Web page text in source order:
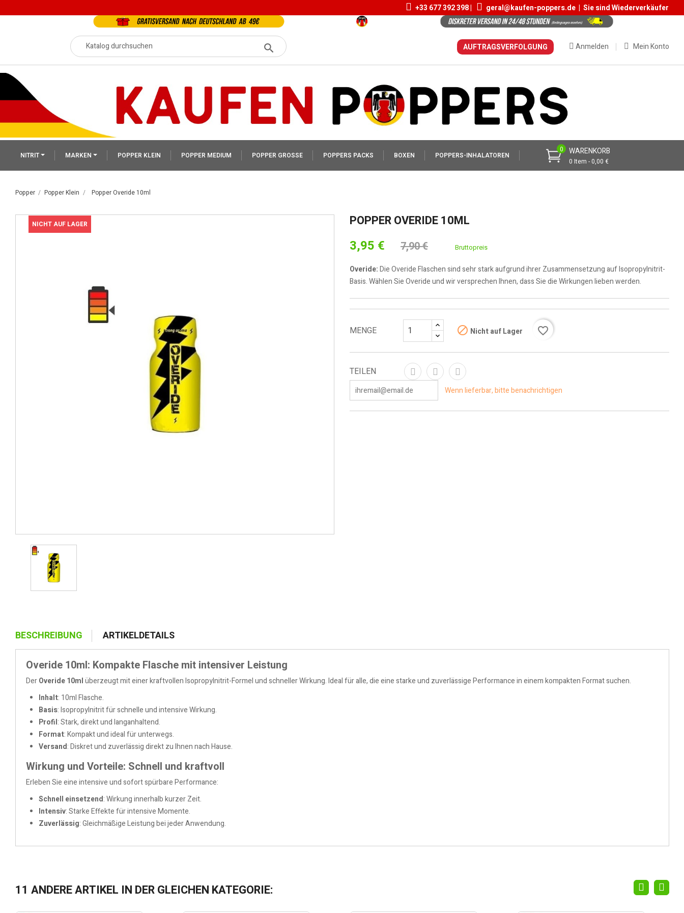
+33 677 392 398 | geral@kaufen-poppers.de | Sie sind Wiederverkäufer
Mein Konto
Anmelden
AUFTRAGSVERFOLGUNG
WARENKORB
0 Item - 0,00 €
0
NITRIT MARKEN POPPER KLEIN POPPER MEDIUM POPPER GROSSE POPPERS PACKS BOXEN POPPERS-INHALATOREN
Popper Popper Klein Popper Overide 10ml
NICHT AUF LAGER POPPER OVERIDE 10ML
3,95 € 7,90 € Bruttopreis
Overide:Die Overide Flaschen sind sehr stark aufgrund ihrer Zusammensetzung auf Isopropylnitrit-
Basis. Wählen Sie Overide und wir versprechen Ihnen, dass Sie die Wirkungen lieben werden.
MENGE  Nicht auf Lager favorite_border
TEILEN
Wenn lieferbar, bitte benachrichtigen
BESCHREIBUNG ARTIKELDETAILS
Overide 10ml: Kompakte Flasche mit intensiver Leistung
DerOveride 10mlüberzeugt mit einer kraftvollen Isopropylnitrit-Formel und schneller Wirkung. Ideal für alle, die eine starke und zuverlässige Performance in einem kompakten Format suchen.
Inhalt: 10ml Flasche.
Basis: Isopropylnitrit für schnelle und intensive Wirkung.
Profil: Stark, direkt und langanhaltend.
Format: Kompakt und ideal für unterwegs.
Versand: Diskret und zuverlässig direkt zu Ihnen nach Hause.
Wirkung und Vorteile: Schnell und kraftvoll
Erleben Sie eine intensive und sofort spürbare Performance:
Schnell einsetzend: Wirkung innerhalb kurzer Zeit.
Intensiv: Starke Effekte für intensive Momente.
Zuverlässig: Gleichmäßige Leistung bei jeder Anwendung.
11 ANDERE ARTIKEL IN DER GLEICHEN KATEGORIE: